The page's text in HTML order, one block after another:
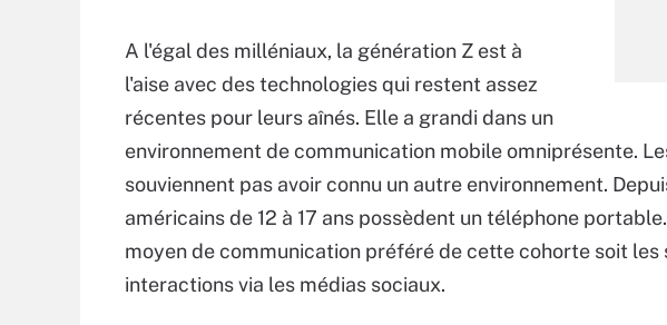
A l'égal des milléniaux, la génération Z est à
l'aise avec des technologies qui restent assez
récentes pour leurs aînés. Elle a grandi dans un
environnement de communication mobile omniprésente.
souviennent pas avoir connu un autre environnement.
américains de 12 à 17 ans possèdent un téléphone
moyen de communication préféré de cette cohorte soit les
interactions via les médias sociaux.